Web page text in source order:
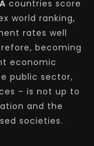
countries score
world ranking,
rates well
becoming
economic
public sector,
– is not up to
and the
societies.